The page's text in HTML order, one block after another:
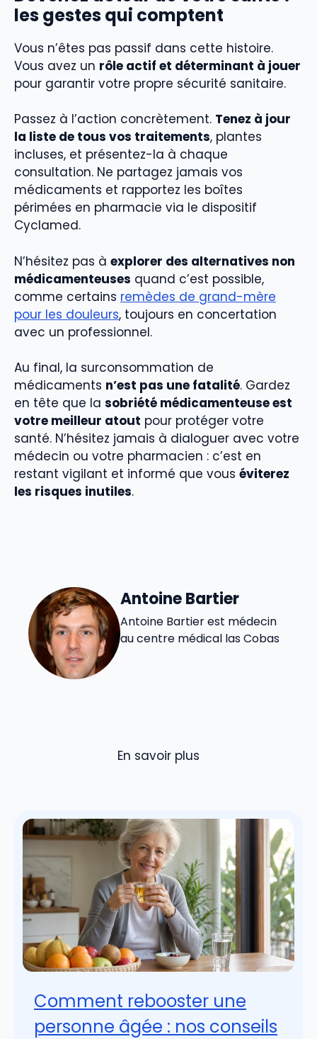
les gestes qui comptent
Vous n’êtes pas passif dans cette histoire.
Vous avez un rôle actif et déterminant à jouer
pour garantir votre propre sécurité sanitaire.
Passez à l’action concrètement. Tenez à jour
la liste de tous vos traitements, plantes
incluses, et présentez-la à chaque
consultation. Ne partagez jamais vos
médicaments et rapportez les boîtes
périmées en pharmacie via le dispositif
Cyclamed.
N’hésitez pas à explorer des alternatives non
médicamenteuses quand c’est possible,
comme certains remèdes de grand-mère
pour les douleurs, toujours en concertation
avec un professionnel.
Au final, la surconsommation de
médicaments n’est pas une fatalité. Gardez
en tête que la sobriété médicamenteuse est
votre meilleur atout pour protéger votre
santé. N’hésitez jamais à dialoguer avec votre
médecin ou votre pharmacien : c’est en
restant vigilant et informé que vous éviterez
les risques inutiles.
Antoine Bartier
Antoine Bartier est médecin
au centre médical las Cobas
En savoir plus
Comment rebooster une
personne âgée : nos conseils